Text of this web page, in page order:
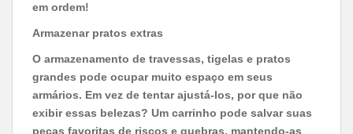
em ordem!
Armazenar pratos extras
O armazenamento de travessas, tigelas e pratos
grandes pode ocupar muito espaço em seus
armários. Em vez de tentar ajustá-los, por que não
exibir essas belezas? Um carrinho pode salvar suas
peças favoritas de riscos e quebras, mantendo-as